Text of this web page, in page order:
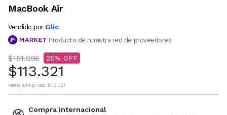
MacBook Air
Vendido por Glic
Producto de nuestra red de proveedores
$151.096 25
$113.321
Precio s/imp. nac. $113.321
Compra internacional